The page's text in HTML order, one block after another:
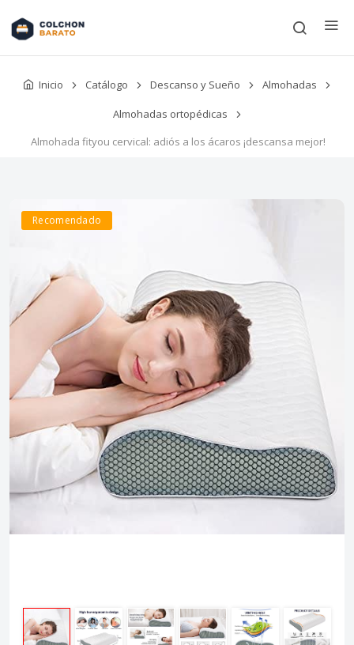
Inicio Catálogo Descanso y Sueño Almohadas
Almohadas ortopédicas
Almohada fityou cervical: adiós a los ácaros ¡descansa mejor!
Recomendado